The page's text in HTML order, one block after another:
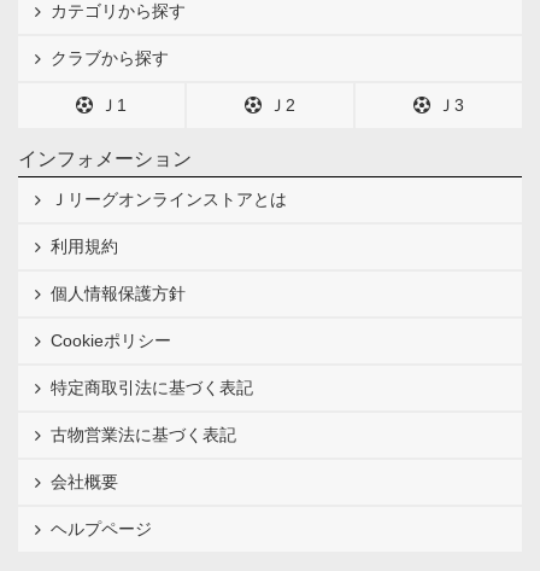
カテゴリから探す
クラブから探す
Ｊ1 Ｊ2 Ｊ3
インフォメーション
Ｊリーグオンラインストアとは
利用規約
個人情報保護方針
Cookieポリシー
特定商取引法に基づく表記
古物営業法に基づく表記
会社概要
ヘルプページ